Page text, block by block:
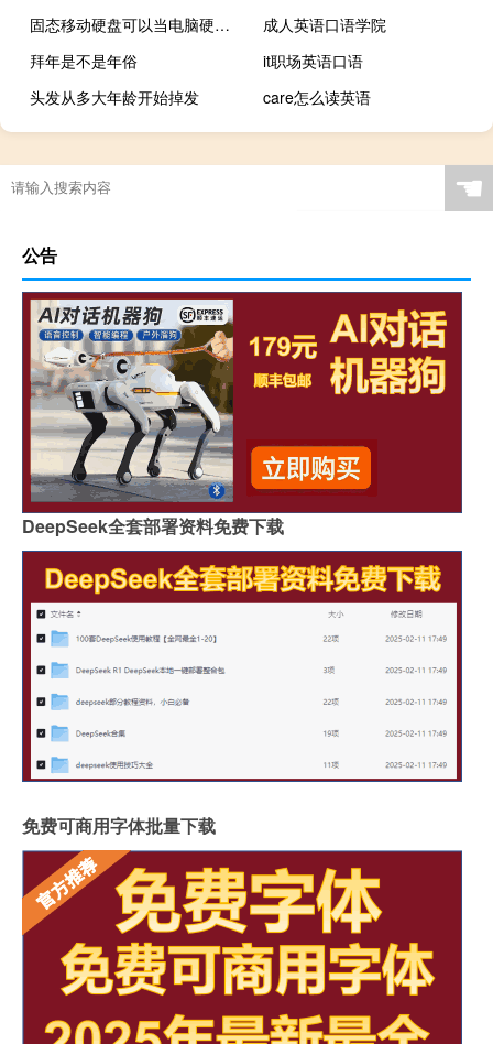
固态移动硬盘可以当电脑硬盘用吗（移动硬盘可以当电脑硬盘用吗）
成人英语口语学院
拜年是不是年俗
it职场英语口语
头发从多大年龄开始掉发
care怎么读英语
☚
公告
DeepSeek全套部署资料免费下载
免费可商用字体批量下载